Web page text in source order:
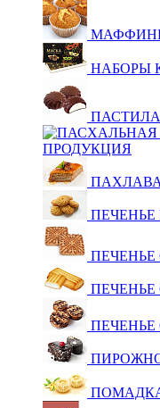
НАБОРЫ
ПАСТИЛА
ПРОДУКЦИЯ
ПАХЛАВА
ПЕЧЕНЬЕ